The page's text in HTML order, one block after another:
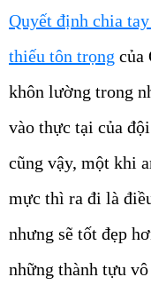
Quyết định chia
thiếu tôn trọng của
khôn lường trong
vào thực tại của
cũng vậy, một khi
mực thì ra đi là
nhưng sẽ tốt đẹp
những thành tựu